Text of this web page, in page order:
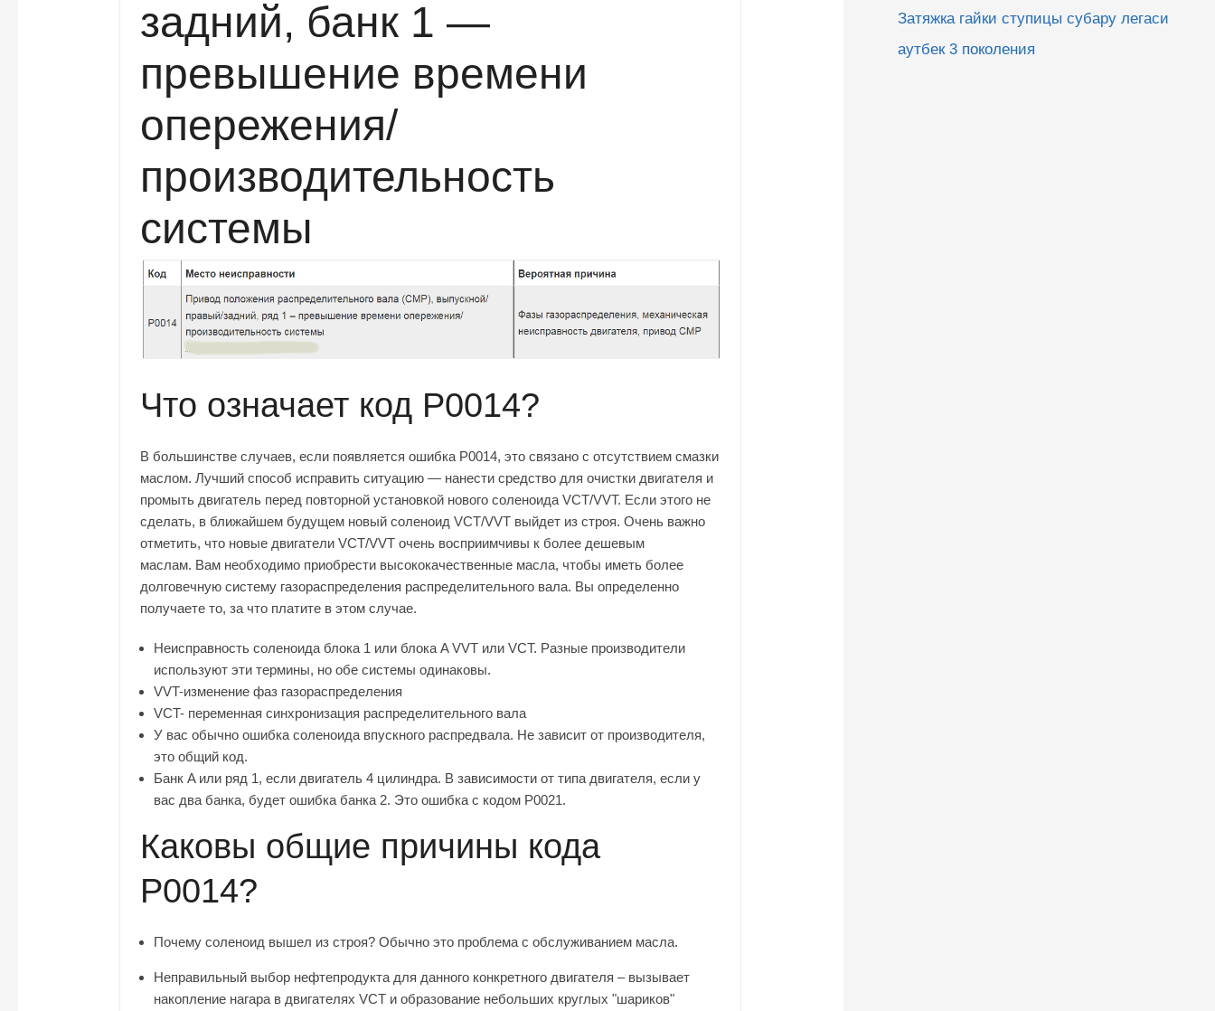
задний, банк 1 —
превышение времени
опережения/
производительность
системы
Что означает код P0014?
В большинстве случаев, если появляется ошибка P0014, это связано с отсутствием смазки
маслом. Лучший способ исправить ситуацию — нанести средство для очистки двигателя и
промыть двигатель перед повторной установкой нового соленоида VCT/VVT. Если этого не
сделать, в ближайшем будущем новый соленоид VCT/VVT выйдет из строя. Очень важно
отметить, что новые двигатели VCT/VVT очень восприимчивы к более дешевым
маслам. Вам необходимо приобрести высококачественные масла, чтобы иметь более
долговечную систему газораспределения распределительного вала. Вы определенно
получаете то, за что платите в этом случае.
Неисправность соленоида блока 1 или блока A VVT или VCT. Разные производители
используют эти термины, но обе системы одинаковы.
VVT-изменение фаз газораспределения
VCT- переменная синхронизация распределительного вала
У вас обычно ошибка соленоида впускного распредвала. Не зависит от производителя,
это общий код.
Банк A или ряд 1, если двигатель 4 цилиндра. В зависимости от типа двигателя, если у
вас два банка, будет ошибка банка 2. Это ошибка с кодом P0021.
Каковы общие причины кода
P0014?
Почему соленоид вышел из строя? Обычно это проблема с обслуживанием масла.
Неправильный выбор нефтепродукта для данного конкретного двигателя – вызывает
накопление нагара в двигателях VCT и образование небольших круглых "шариков"
Затяжка гайки ступицы субару легаси
аутбек 3 поколения